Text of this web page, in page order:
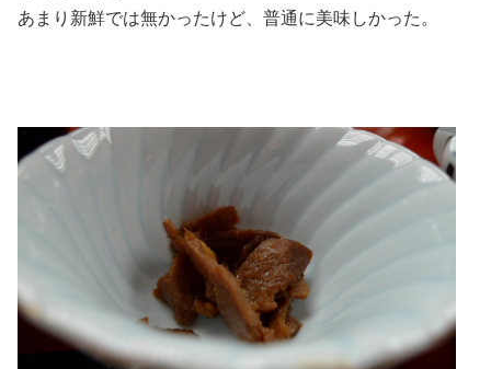
あまり新鮮では無かったけど、普通に美味しかった。